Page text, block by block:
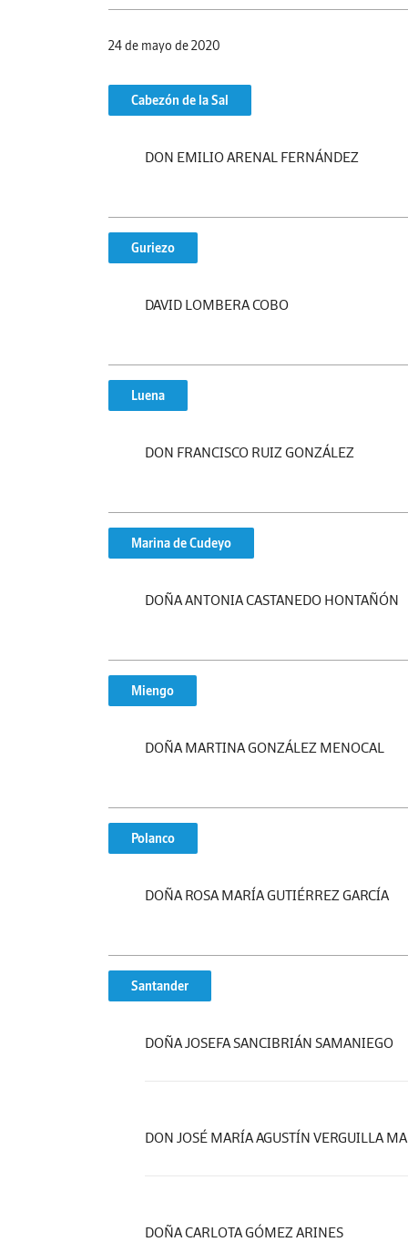
24 de mayo de 2020
Cabezón de la Sal
DON EMILIO ARENAL FERNÁNDEZ
Guriezo
DAVID LOMBERA COBO
Luena
DON FRANCISCO RUIZ GONZÁLEZ
Marina de Cudeyo
DOÑA ANTONIA CASTANEDO HONTAÑÓN
Miengo
DOÑA MARTINA GONZÁLEZ MENOCAL
Polanco
DOÑA ROSA MARÍA GUTIÉRREZ GARCÍA
Santander
DOÑA JOSEFA SANCIBRIÁN SAMANIEGO
DON JOSÉ MARÍA AGUSTÍN VERGUILLA
DOÑA CARLOTA GÓMEZ ARINES